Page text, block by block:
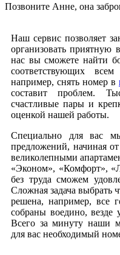
Позвоните Анне, она
Наш сервис позволяет
организовать
нас вы сможете найти
соответствующих
например, снять номер в
составит проблем.
счастливые пары и
оценкой нашей работы.
Специально для вас
предложений, начиная
великолепными
«Эконом», «Комфорт»,
без труда сможем
Сложная задача выбрать
решена, например, все
собраны воедино,
Всего за минуту наши
для вас необходимый